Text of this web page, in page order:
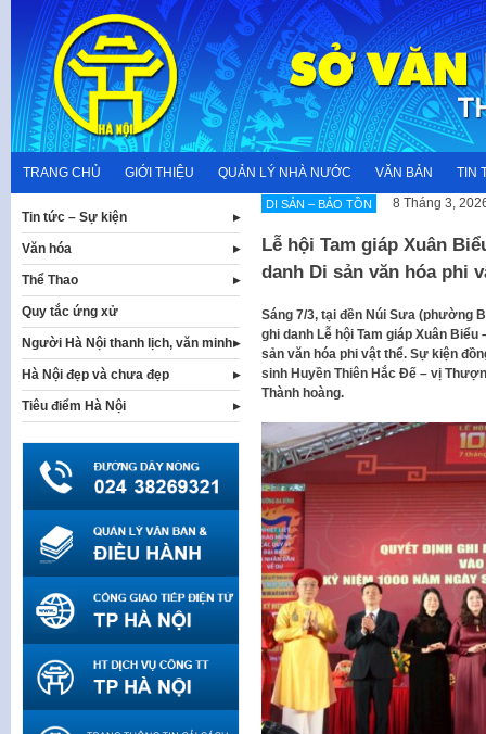
content
TRANG CHỦ GIỚI THIỆU QUẢN LÝ NHÀ NƯỚC VĂN BẢN TIN
DI SẢN – BẢO TỒN 8 Tháng 3,
Lễ hội Tam giáp Xuân
danh Di sản văn hóa phi
Sáng 7/3, tại đền Núi Sưa (phường
ghi danh Lễ hội Tam giáp Xuân
sản văn hóa phi vật thể. Sự kiện
sinh Huyền Thiên Hắc Đế – vị
Thành hoàng.
Tin tức – Sự kiện
Văn hóa
Thể Thao
Quy tắc ứng xử
Người Hà Nội thanh lịch, văn minh
Hà Nội đẹp và chưa đẹp
Tiêu điểm Hà Nội